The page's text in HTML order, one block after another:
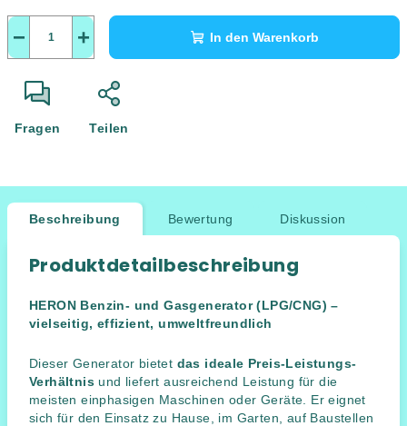
+
− In den Warenkorb
Fragen Teilen
Beschreibung Bewertung Diskussion
Produktdetailbeschreibung
HERON Benzin- und Gasgenerator (LPG/CNG) –
vielseitig, effizient, umweltfreundlich
Dieser Generator bietet das ideale Preis-Leistungs-
Verhältnis und liefert ausreichend Leistung für die
meisten einphasigen Maschinen oder Geräte. Er eignet
sich für den Einsatz zu Hause, im Garten, auf Baustellen